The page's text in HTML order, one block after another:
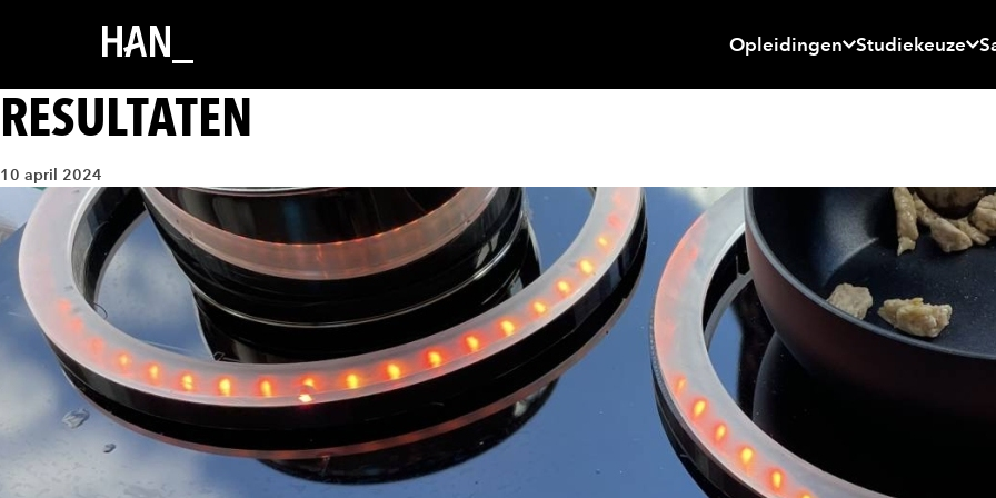
Opleidingen Studiekeuze
RESULTATEN
10 april 2024